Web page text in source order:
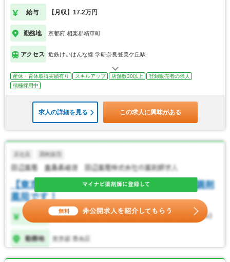
給与 【月収】17.2万円
勤務地 京都府 相楽郡精華町
アクセス 近鉄けいはんな線 学研奈良登美ケ丘駅
産休・育休取得実績有り スキルアップ 店舗数30以上
登録販売者の求人
積極採用中
求人の詳細を見る この求人に興味がある